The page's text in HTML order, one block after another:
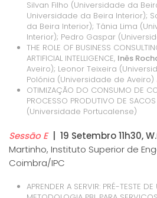
Silvan Filho (Universidade da
Universidade da Beira Interior);
da Beira Interior); Tânia Lima
Interior); Pedro Gaspar
THE ROLE OF BUSINESS
ARTIFICIAL INTELLIGENCE, Inês
Aveiro); Leonor Teixeira
Polónia (Universidade de Aveiro)
OTIMIZAÇÃO DO CONSUMO DE
PROCESSO PRODUTIVO DE SACOS
(Universidade Portucalense)
Sessão E | 19 Setembro 11h30,
Martinho, Instituto Superior de
Coimbra/IPC
APRENDER A SERVIR: PRÉ-TESTE